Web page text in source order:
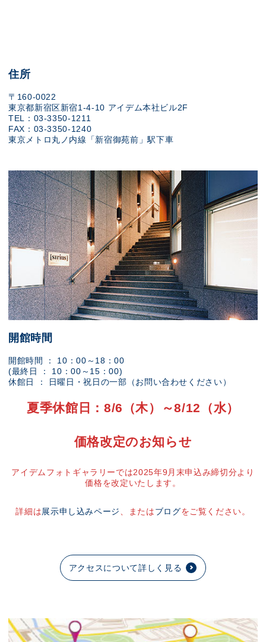
住所
〒160-0022
東京都新宿区新宿1-4-10 アイデム本社ビル2F
TEL：03-3350-1211
FAX：03-3350-1240
東京メトロ丸ノ内線「新宿御苑前」駅下車
開館時間
開館時間 ： 10：00～18：00
(最終日 ： 10：00～15：00)
休館日 ： 日曜日・祝日の一部（お問い合わせください）
夏季休館日：8/6（木）～8/12（水）
価格改定のお知らせ
アイデムフォトギャラリーでは2025年9月末申込み締切分より
価格を改定いたします。
詳細は展示申し込みページ 、またはブログをご覧ください。
アクセスについて詳しく見る